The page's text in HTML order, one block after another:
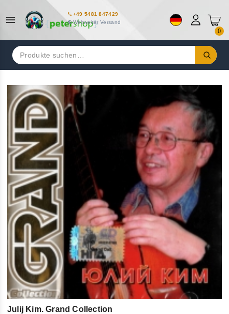
+49 5481 847429
Weltweiter Versand
0
Suchen
nach:
Julij Kim. Grand Collection